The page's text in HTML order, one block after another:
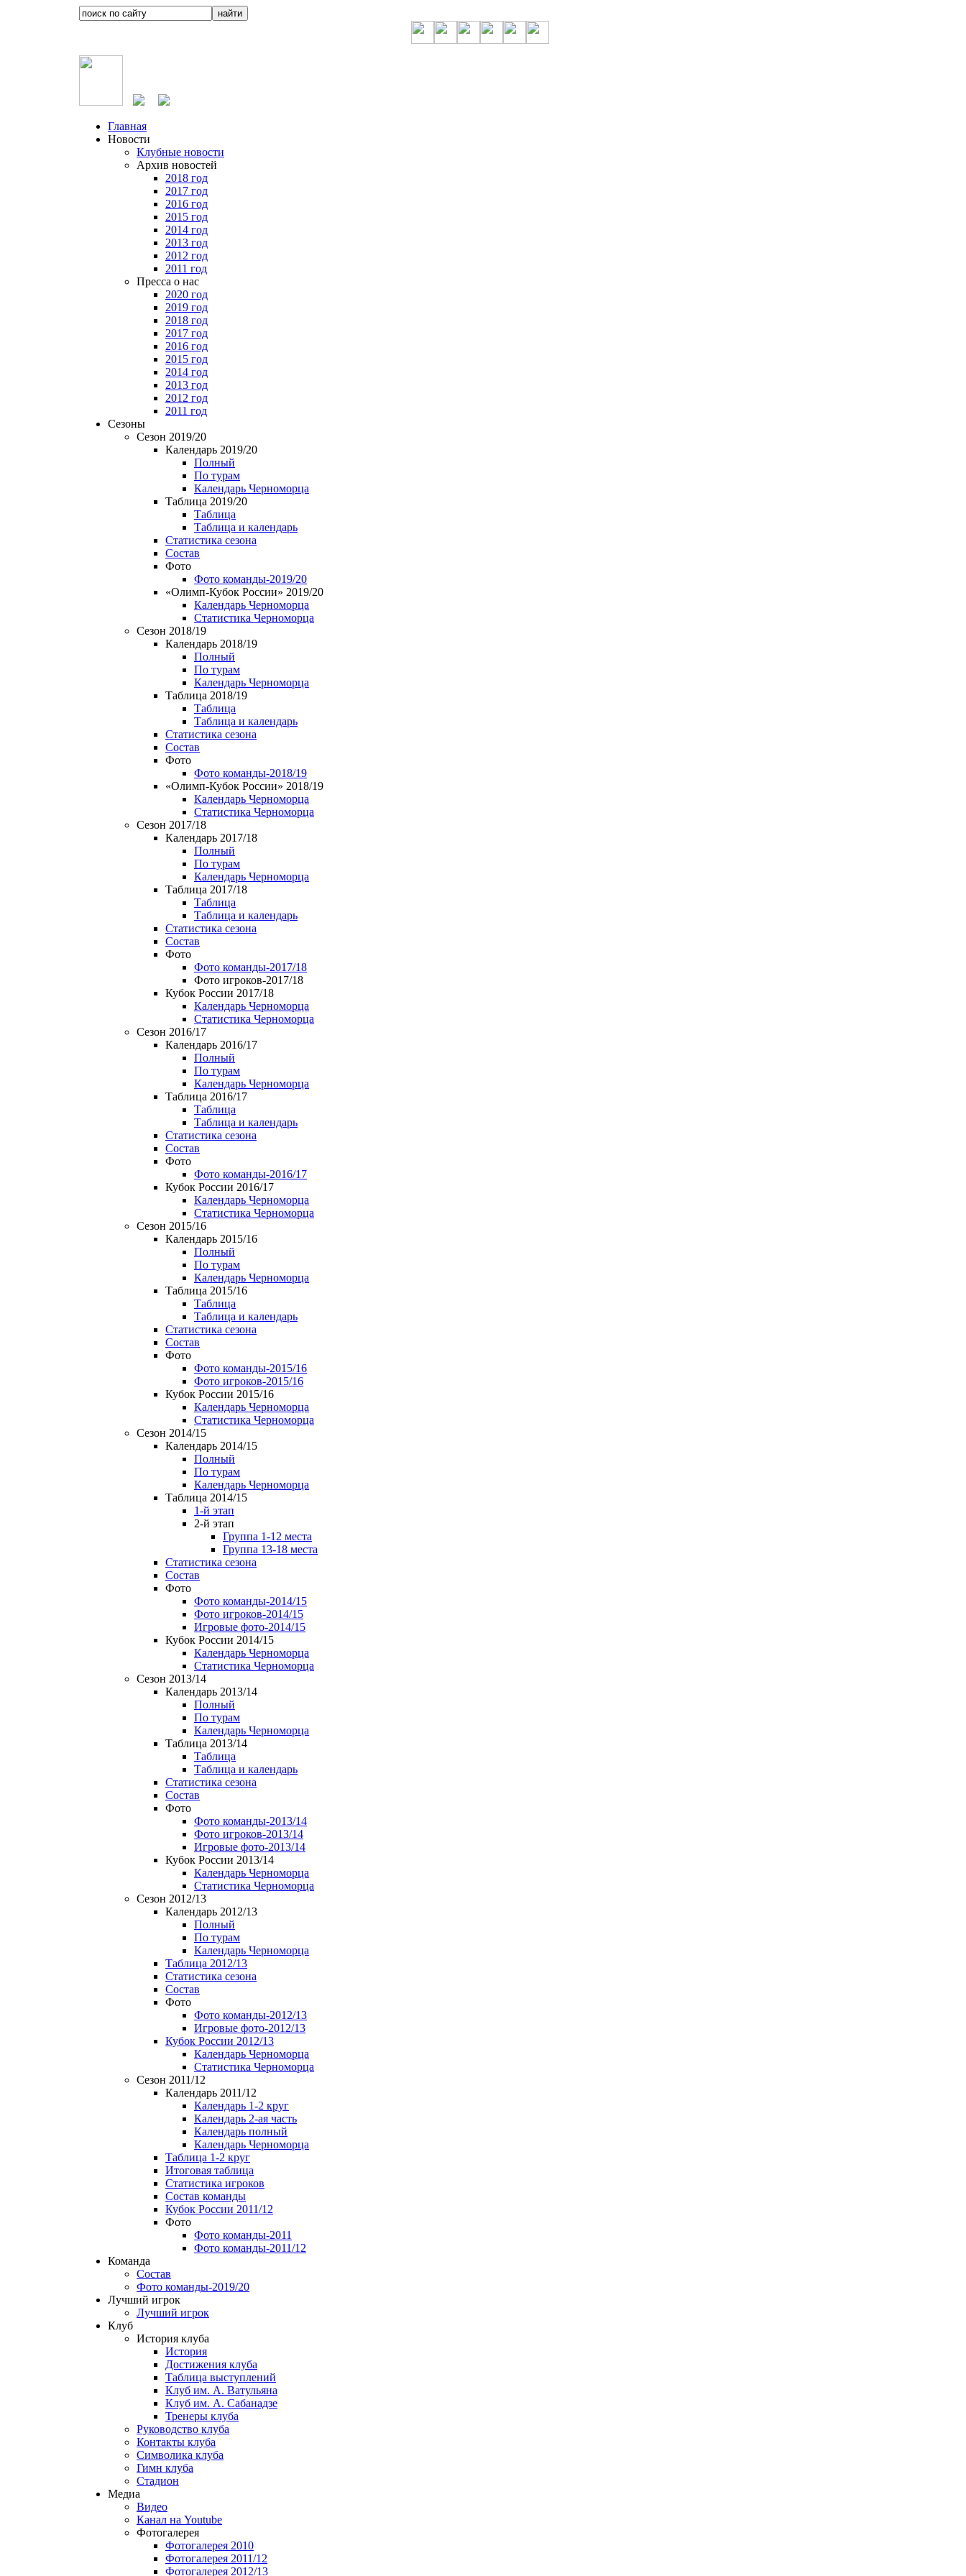
Главная
Новости
Клубные новости
Архив новостей
2018 год
2017 год
2016 год
2015 год
2014 год
2013 год
2012 год
2011 год
Пресса о нас
2020 год
2019 год
2018 год
2017 год
2016 год
2015 год
2014 год
2013 год
2012 год
2011 год
Сезоны
Сезон 2019/20
Календарь 2019/20
Полный
По турам
Календарь Черноморца
Таблица 2019/20
Таблица
Таблица и календарь
Статистика сезона
Состав
Фото
Фото команды-2019/20
«Олимп-Кубок России» 2019/20
Календарь Черноморца
Статистика Черноморца
Сезон 2018/19
Календарь 2018/19
Полный
По турам
Календарь Черноморца
Таблица 2018/19
Таблица
Таблица и календарь
Статистика сезона
Состав
Фото
Фото команды-2018/19
«Олимп-Кубок России» 2018/19
Календарь Черноморца
Статистика Черноморца
Сезон 2017/18
Календарь 2017/18
Полный
По турам
Календарь Черноморца
Таблица 2017/18
Таблица
Таблица и календарь
Статистика сезона
Состав
Фото
Фото команды-2017/18
Фото игроков-2017/18
Кубок России 2017/18
Календарь Черноморца
Статистика Черноморца
Сезон 2016/17
Календарь 2016/17
Полный
По турам
Календарь Черноморца
Таблица 2016/17
Таблица
Таблица и календарь
Статистика сезона
Состав
Фото
Фото команды-2016/17
Кубок России 2016/17
Календарь Черноморца
Статистика Черноморца
Сезон 2015/16
Календарь 2015/16
Полный
По турам
Календарь Черноморца
Таблица 2015/16
Таблица
Таблица и календарь
Статистика сезона
Состав
Фото
Фото команды-2015/16
Фото игроков-2015/16
Кубок России 2015/16
Календарь Черноморца
Статистика Черноморца
Сезон 2014/15
Календарь 2014/15
Полный
По турам
Календарь Черноморца
Таблица 2014/15
1-й этап
2-й этап
Группа 1-12 места
Группа 13-18 места
Статистика сезона
Состав
Фото
Фото команды-2014/15
Фото игроков-2014/15
Игровые фото-2014/15
Кубок России 2014/15
Календарь Черноморца
Статистика Черноморца
Сезон 2013/14
Календарь 2013/14
Полный
По турам
Календарь Черноморца
Таблица 2013/14
Таблица
Таблица и календарь
Статистика сезона
Состав
Фото
Фото команды-2013/14
Фото игроков-2013/14
Игровые фото-2013/14
Кубок России 2013/14
Календарь Черноморца
Статистика Черноморца
Сезон 2012/13
Календарь 2012/13
Полный
По турам
Календарь Черноморца
Таблица 2012/13
Статистика сезона
Состав
Фото
Фото команды-2012/13
Игровые фото-2012/13
Кубок России 2012/13
Календарь Черноморца
Статистика Черноморца
Сезон 2011/12
Календарь 2011/12
Календарь 1-2 круг
Календарь 2-ая часть
Календарь полный
Календарь Черноморца
Таблица 1-2 круг
Итоговая таблица
Статистика игроков
Состав команды
Кубок России 2011/12
Фото
Фото команды-2011
Фото команды-2011/12
Команда
Состав
Фото команды-2019/20
Лучший игрок
Лучший игрок
Клуб
История клуба
История
Достижения клуба
Таблица выступлений
Клуб им. А. Ватульяна
Клуб им. А. Сабанадзе
Тренеры клуба
Руководство клуба
Контакты клуба
Символика клуба
Гимн клуба
Стадион
Медиа
Видео
Канал на Youtube
Фотогалерея
Фотогалерея 2010
Фотогалерея 2011/12
Фотогалерея 2012/13